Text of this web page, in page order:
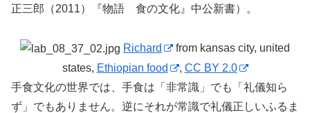
正三郎（2011）『物語 食の文化』中公新書）。
Richard
from kansas city, united
states, Ethiopian food , CC BY 2.0
手食文化の世界では、手食は「非常識」でも「礼儀知ら
ず」でもありません。逆にそれが常識で礼儀正しいふるま